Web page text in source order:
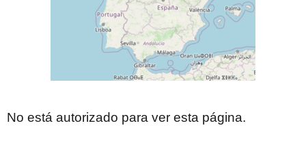
No está autorizado para ver esta página.